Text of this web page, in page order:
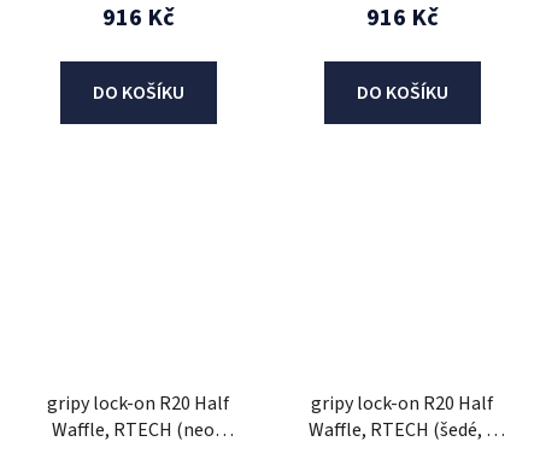
916 Kč
DO KOŠÍKU
916 Kč
DO KOŠÍKU
gripy lock-on R20 Half
Waffle, RTECH (neon
gripy lock-on R20 Half
Waffle, RTECH (šedé, 1